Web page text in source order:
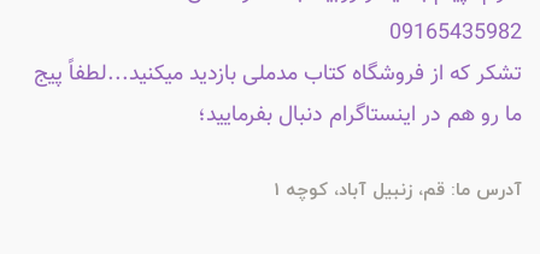
09165435982
تشکر که از فروشگاه کتاب مدملی بازدید میکنید...لطفاً پیج
ما رو هم در اینستاگرام دنبال بفرمایید؛
آدرس ما: قم، زنبیل آباد، کوچه 1